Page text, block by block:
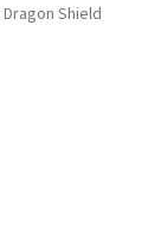
Dragon Shield